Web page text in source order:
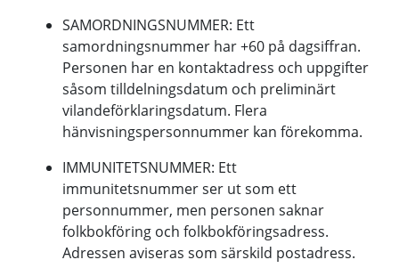
SAMORDNINGSNUMMER: Ett
samordningsnummer har +60 på dagsiffran.
Personen har en kontaktadress och uppgifter
såsom tilldelningsdatum och preliminärt
vilandeförklaringsdatum. Flera
hänvisningspersonnummer kan förekomma.
IMMUNITETSNUMMER: Ett
immunitetsnummer ser ut som ett
personnummer, men personen saknar
folkbokföring och folkbokföringsadress.
Adressen aviseras som särskild postadress.